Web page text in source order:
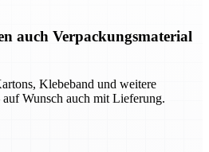
auch Verpackungsmaterial
Klebeband und weitere
Wunsch auch mit Lieferung.